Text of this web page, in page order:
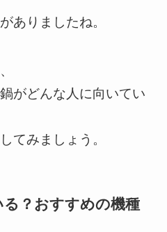
ありましたね。
がどんな人に向いてい
てみましょう。
？おすすめの機種